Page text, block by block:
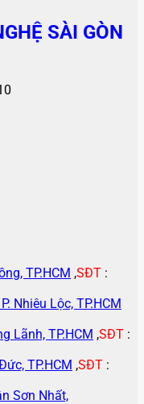
SÀI GÒN
TP.HCM ,SĐT :
Nhiêu Lộc, TP.HCM
Lãnh, TP.HCM ,SĐT :
TP.HCM ,SĐT :
Sơn Nhất,